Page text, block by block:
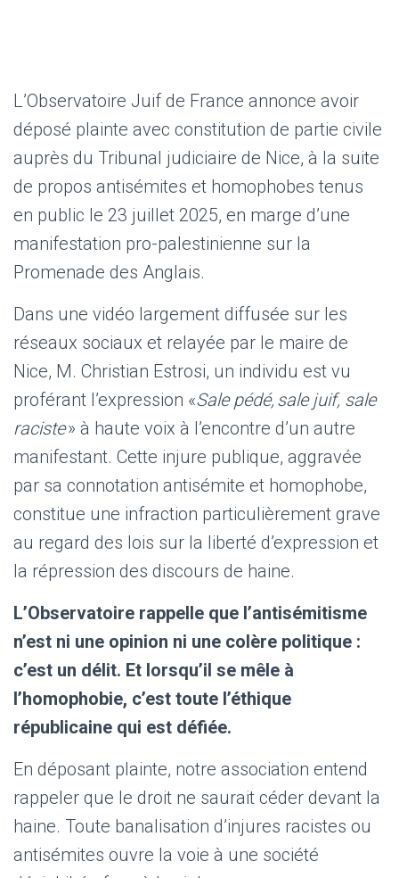
L’Observatoire Juif de France annonce avoir
déposé plainte avec constitution de partie civile
auprès du Tribunal judiciaire de Nice, à la suite
de propos antisémites et homophobes tenus
en public le 23 juillet 2025, en marge d’une
manifestation pro-palestinienne sur la
Promenade des Anglais.
Dans une vidéo largement diffusée sur les
réseaux sociaux et relayée par le maire de
Nice, M. Christian Estrosi, un individu est vu
proférant l’expression «Sale pédé, sale juif, sale
raciste» à haute voix à l’encontre d’un autre
manifestant. Cette injure publique, aggravée
par sa connotation antisémite et homophobe,
constitue une infraction particulièrement grave
au regard des lois sur la liberté d’expression et
la répression des discours de haine.
L’Observatoire rappelle que l’antisémitisme
n’est ni une opinion ni une colère politique :
c’est un délit. Et lorsqu’il se mêle à
l’homophobie, c’est toute l’éthique
républicaine qui est défiée.
En déposant plainte, notre association entend
rappeler que le droit ne saurait céder devant la
haine. Toute banalisation d’injures racistes ou
antisémites ouvre la voie à une société